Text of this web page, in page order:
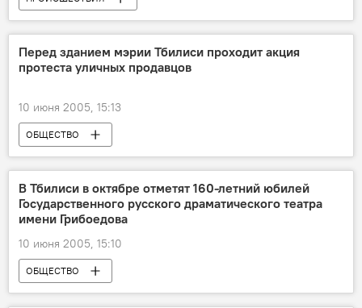
Перед зданием мэрии Тбилиси проходит акция
протеста уличных продавцов
10 июня 2005, 15:13
ОБЩЕСТВО
В Тбилиси в октябре отметят 160-летний юбилей
Государственного русского драматического театра
имени Грибоедова
10 июня 2005, 15:10
ОБЩЕСТВО